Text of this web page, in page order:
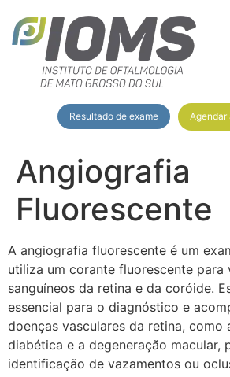
Resultado de exame Agendar
Angiografia
Fluorescente
A angiografia fluorescente é um
utiliza um corante fluorescente para
sanguíneos da retina e da coróide.
essencial para o diagnóstico e
doenças vasculares da retina, como
diabética e a degeneração macular,
identificação de vazamentos ou